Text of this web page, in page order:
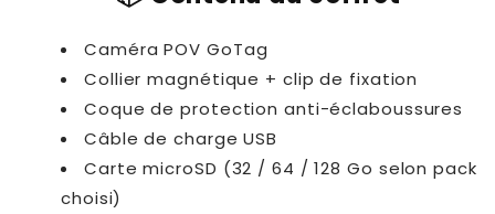
Caméra POV GoTag
Collier magnétique + clip de fixation
Coque de protection anti-éclaboussures
Câble de charge USB
Carte microSD (32 / 64 / 128 Go selon pack
choisi)